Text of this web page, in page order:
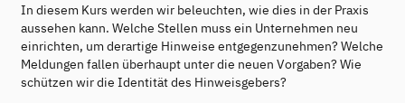
In diesem Kurs werden wir beleuchten, wie dies in der Praxis
aussehen kann. Welche Stellen muss ein Unternehmen neu
einrichten, um derartige Hinweise entgegenzunehmen? Welche
Meldungen fallen überhaupt unter die neuen Vorgaben? Wie
schützen wir die Identität des Hinweisgebers?